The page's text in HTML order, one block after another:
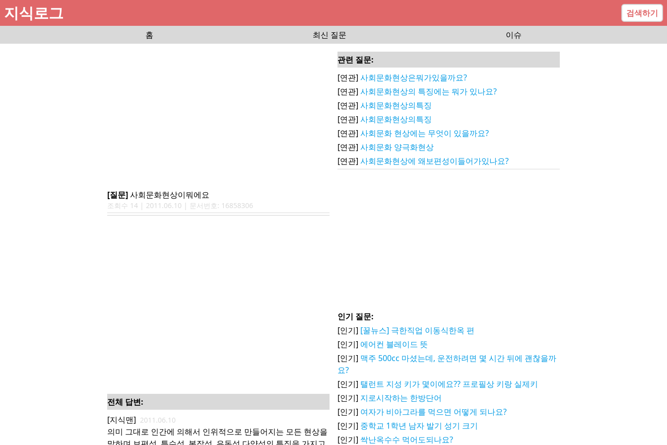
지식로그
검색하기
홈
최신 질문 이슈
[질문]사회문화현상이뭐에요
조회수 14 | 2011.06.10 | 문서번호: 16858306
전체 답변:
[지식맨] 2011.06.10
의미 그대로 인간에 의해서 인위적으로 만들어지는 모든 현상을
관련 질문:
[연관] 사회문화현상은뭐가있을까요?
[연관] 사회문화현상의 특징에는 뭐가 있나요?
[연관] 사회문화현상의특징
[연관] 사회문화현상의특징
[연관] 사회문화 현상에는 무엇이 있을까요?
[연관] 사회문화 양극화현상
[연관] 사회문화현상에 왜보편성이들어가있나요?
인기 질문:
[인기] [꿀뉴스] 극한직업 이동식한옥 편
[인기] 에어컨 블레이드 뜻
[인기] 맥주 500cc 마셨는데, 운전하려면 몇 시간 뒤에 괜찮을까
요?
[인기] 탤런트 지성 키가 몇이에요?? 프로필상 키랑 실제키
[인기] 지로시작하는 한방단어
[인기] 여자가 비아그라를 먹으면 어떻게 되나요?
[인기] 중학교 1학년 남자 발기 성기 크기
[인기] 싹난옥수수 먹어도되나요?